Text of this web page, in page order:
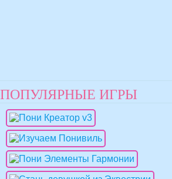
ПОПУЛЯРНЫЕ ИГРЫ